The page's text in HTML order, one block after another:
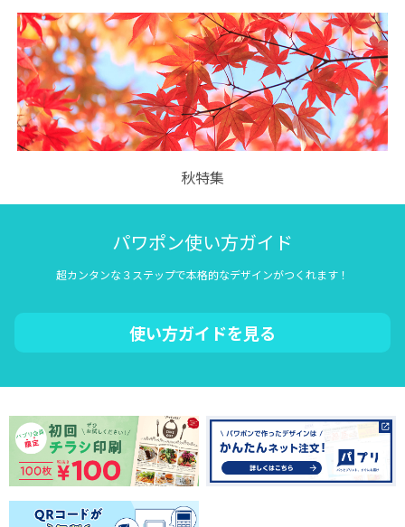
秋特集
パワポン使い方ガイド
超カンタンな３ステップで本格的なデザインがつくれます！
使い方ガイドを見る